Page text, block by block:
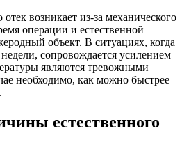
возникает из-за механического
операции и естественной
объект. В ситуациях, когда
сопровождается усилением
являются тревожными
необходимо, как можно быстрее
естественного